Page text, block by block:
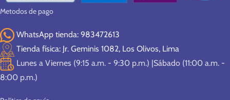
Metodos de pago
WhatsApp tienda: 983472613
Tienda física: Jr. Geminis 1082, Los Olivos, Lima
Lunes a Viernes (9:15 a.m. - 9:30 p.m.) |Sábado (11:00 a.m. -
8:00 p.m.)